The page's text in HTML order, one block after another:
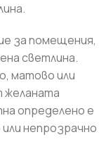
за помещения,
светлина.
матово или
желаната
определено е
непрозрачно